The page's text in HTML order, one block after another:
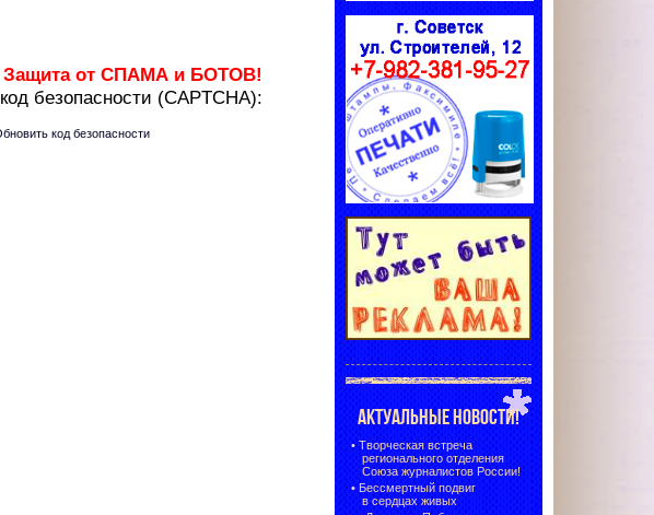
Защита от СПАМА и БОТОВ!
безопасности (CAPTCHA):
АКТУАЛЬНЫЕ НОВОСТИ!
• Творческая встреча
регионального отделения
Союза журналистов России!
• Бессмертный подвиг
в сердцах живых